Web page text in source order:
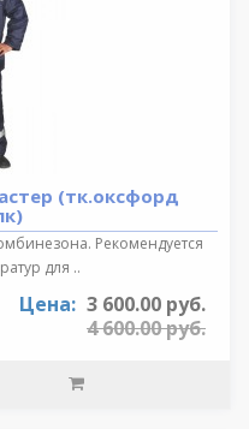
(тк.оксфорд
Рекомендуется
для ..
Цена: 3 600.00 руб.
4 600.00 руб.